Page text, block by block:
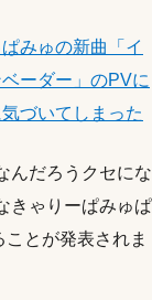
みゅの新曲「イ
ーダー」のPVに
づいてしまった
んだろうクセにな
きゃりーぱみゅぱ
とが発表されま